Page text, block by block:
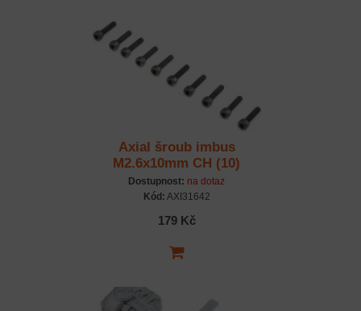
Axial šroub imbus
M2.6x10mm CH (10)
Dostupnost: na dotaz
Kód: AXI31642
179 Kč